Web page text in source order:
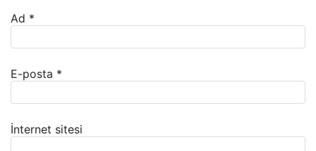
Ad *
E-posta *
İnternet sitesi